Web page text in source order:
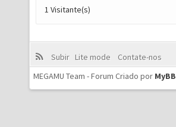
1 Visitante(s)
Subir Lite mode
Contate-nos
MEGAMU Team - Forum Criado por MyBB